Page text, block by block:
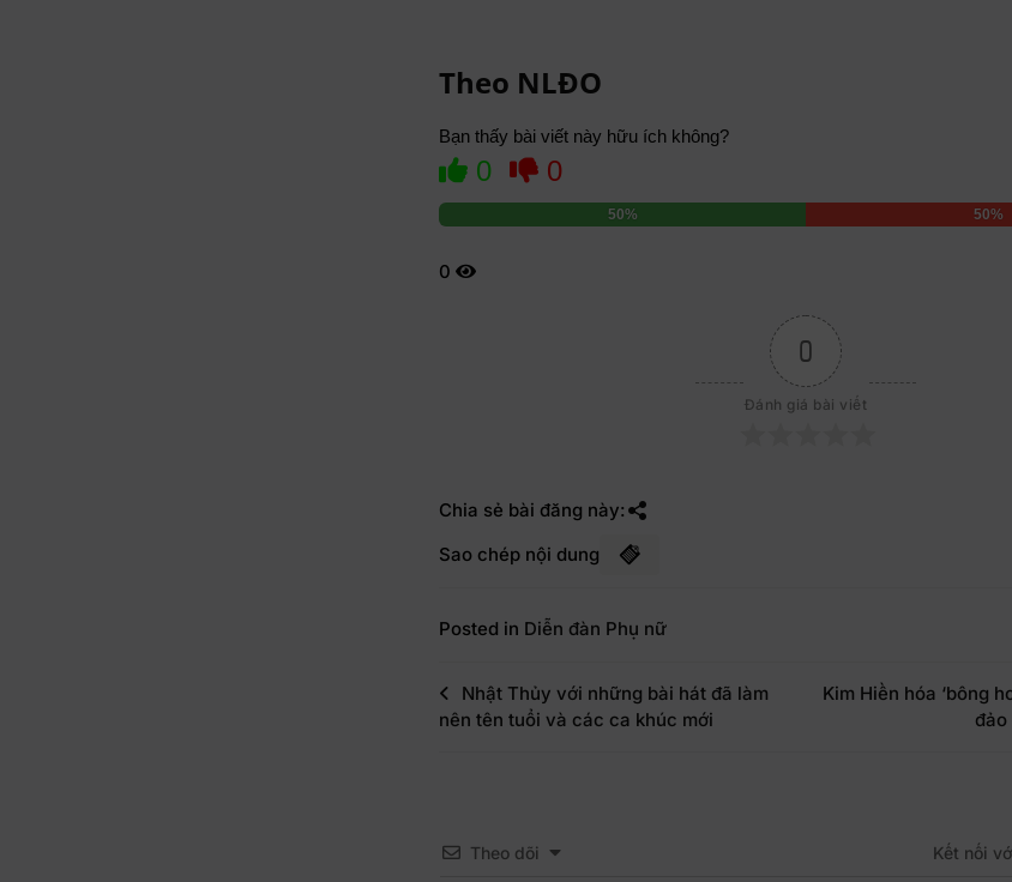
Theo NLĐO
Bạn thấy bài viết này hữu ích không?
0 0
50% 50%
0
0
Đánh giá bài viết
Chia sẻ bài đăng này:
Sao chép nội dung
Posted in Diễn đàn Phụ nữ
Nhật Thủy với những bài hát đã làm
nên tên tuổi và các ca khúc mới
Kim Hiền hóa ‘bông
Theo dõi Kết nối